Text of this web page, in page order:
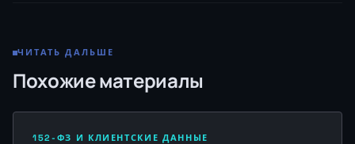
ЧИТАТЬ ДАЛЬШЕ
Похожие материалы
152-ФЗ И КЛИЕНТСКИЕ ДАННЫЕ